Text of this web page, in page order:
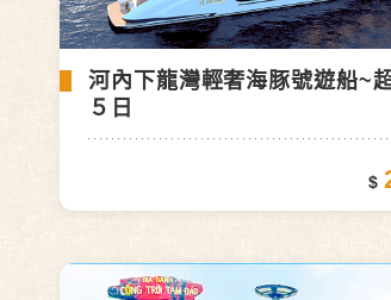
河內下龍灣輕奢海豚號遊船~
５日